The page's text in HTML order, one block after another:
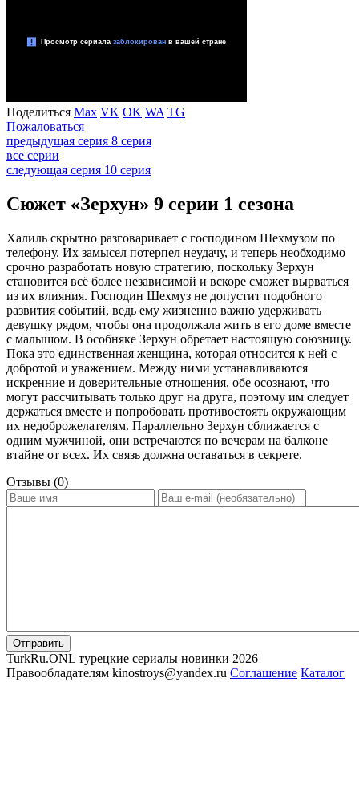
Поделиться Max VK OK WA TG
Пожаловаться
предыдущая серия 8 серия
все серии
следующая серия 10 серия
Сюжет «Зерхун» 9 серии 1 сезона
Халиль скрытно разговаривает с господином Шехмузом по
телефону. Их замысел потерпел неудачу, и теперь необходимо
срочно разработать новую стратегию, поскольку Зерхун
становится всё более независимой и вскоре сможет вырваться
из их влияния. Господин Шехмуз не допустит подобного
развития событий, ведь ему жизненно важно удерживать
девушку рядом, чтобы она продолжала жить в его доме вместе
с малышом. В особняке Зерхун обретает настоящую союзницу.
Пока это единственная женщина, которая относится к ней с
добротой и уважением. Между ними устанавливаются
искренние и доверительные отношения, обе осознают, что
могут рассчитывать только друг на друга, поэтому им следует
держаться вместе и попробовать противостоять окружающим
их недоброжелателям. Параллельно Зерхун сближается с
одним мужчиной, они встречаются по вечерам на балконе
втайне от всех. Их связь должна оставаться в секрете.
Отзывы (0)
Отправить
TurkRu.ONL турецкие сериалы новинки 2026
Правообладателям kinostroys@yandex.ru Соглашение Каталог